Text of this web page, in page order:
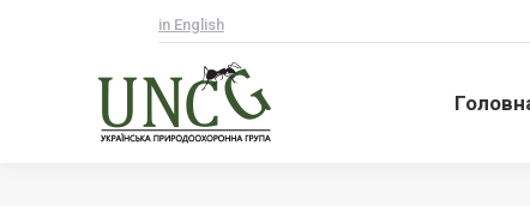
in English
Головна